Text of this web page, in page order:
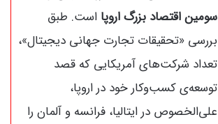
سومین اقتصاد بزرگ اروپا است. طبق
بررسی «تحقیقات تجارت جهانی دیجیتال»،
تعداد شرکت‌های آمریکایی که قصد
توسعه‌ی کسب‌وکار خود در اروپا،
علی‌الخصوص در ایتالیا، فرانسه و آلمان را